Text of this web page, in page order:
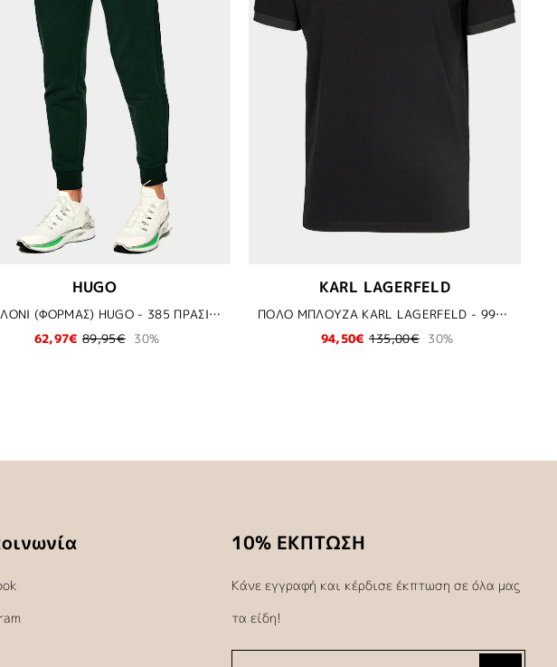
HUGO
ΠΑΝΕΛΟΝΙ (ΦΟΡΜΑΣ) HUGO - 385 ΠΡΑΣΙΝΟ
62,97€ 89,95€ 30%
KARL LAGERFELD
ΠΟΛΟ ΜΠΛΟΥΖΑ KARL LAGERFELD - 990 ΜΑΥΡΟ
94,50€ 135,00€ 30%
10% ΕΚΠΤΩΣΗ
Κάνε εγγραφή και κέρδισε έκπτωση σε όλα μας
τα είδη!